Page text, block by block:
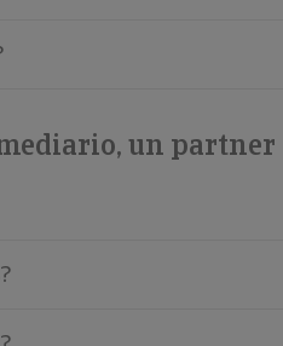
un partner